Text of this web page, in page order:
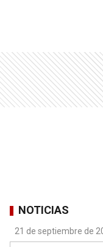
NOTICIAS
21 de septiembre de